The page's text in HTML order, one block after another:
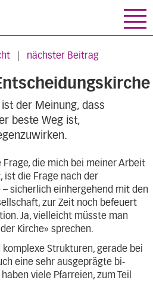
nächster Beitrag
der Meinung, dass
beste Weg ist,
die mich bei meiner Arbeit
ist die Frage nach der
sicherlich einhergehend mit den
zur Zeit noch befeuert
Ja, vielleicht müsste man
Kirche» sprechen.
Strukturen, gerade bei
eine sehr ausgeprägte bi-
viele Pfarreien, zum Teil